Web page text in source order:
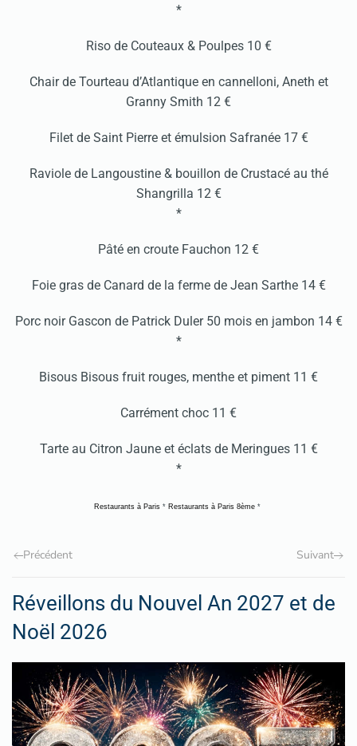
*
Riso de Couteaux & Poulpes 10 €
Chair de Tourteau d’Atlantique en cannelloni, Aneth et
Granny Smith 12 €
Filet de Saint Pierre et émulsion Safranée 17 €
Raviole de Langoustine & bouillon de Crustacé au thé
Shangrilla 12 €
*
Pâté en croute Fauchon 12 €
Foie gras de Canard de la ferme de Jean Sarthe 14 €
Porc noir Gascon de Patrick Duler 50 mois en jambon 14 €
*
Bisous Bisous fruit rouges, menthe et piment 11 €
Carrément choc 11 €
Tarte au Citron Jaune et éclats de Meringues 11 €
*
Restaurants à Paris * Restaurants à Paris 8ème *
Précédent Suivant
Réveillons du Nouvel An 2027 et de
Noël 2026